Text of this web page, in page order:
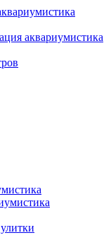
аквариумистика